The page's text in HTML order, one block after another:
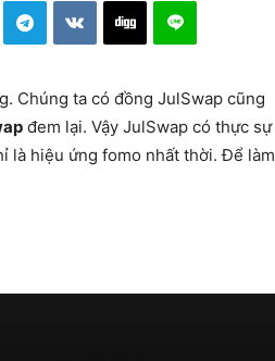
Chúng ta có đồng JulSwap cũng
đem lại. Vậy JulSwap có thực sự
là hiệu ứng fomo nhất thời. Để làm